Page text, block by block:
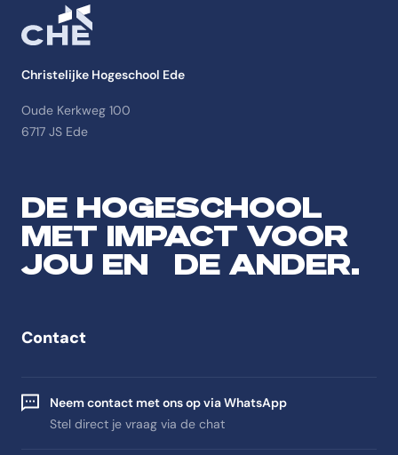
Christelijke Hogeschool Ede
Oude Kerkweg 100
6717 JS Ede
DE HOGESCHOOL
MET IMPACT VOOR
JOU EN DE ANDER.
Contact
Neem contact met ons op via WhatsApp
Stel direct je vraag via de chat